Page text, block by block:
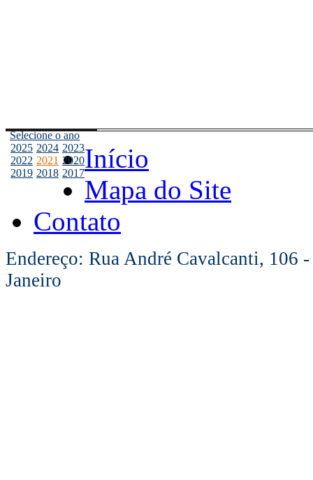
Selecione o ano
2025 2024 2023
2022 2021 2020
2019 2018 2017Início
Mapa do Site
Contato
Endereço: Rua André Cavalcanti, 106
Janeiro